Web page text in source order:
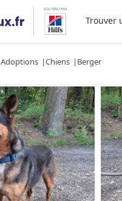
Trouver
Adoptions Chiens Berger